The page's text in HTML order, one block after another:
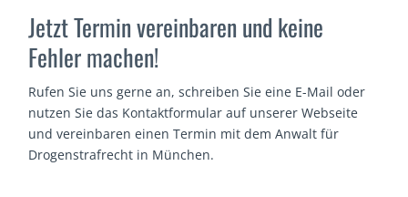
Jetzt Termin vereinbaren und keine
Fehler machen!
Rufen Sie uns gerne an, schreiben Sie eine E-Mail oder
nutzen Sie das Kontaktformular auf unserer Webseite
und vereinbaren einen Termin mit dem Anwalt für
Drogenstrafrecht in München.